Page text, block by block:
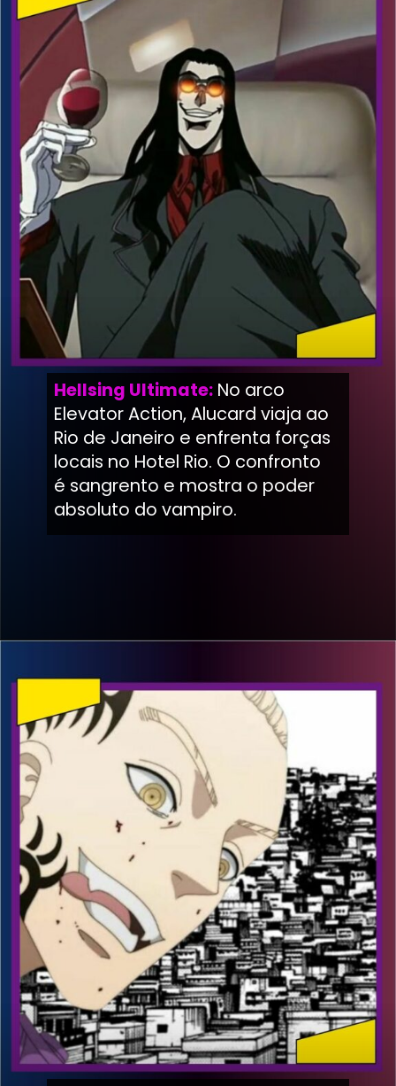
Hellsing Ultimate: No arco
Elevator Action, Alucard viaja ao
Rio de Janeiro e enfrenta forças
locais no Hotel Rio. O confronto
é sangrento e mostra o poder
absoluto do vampiro.